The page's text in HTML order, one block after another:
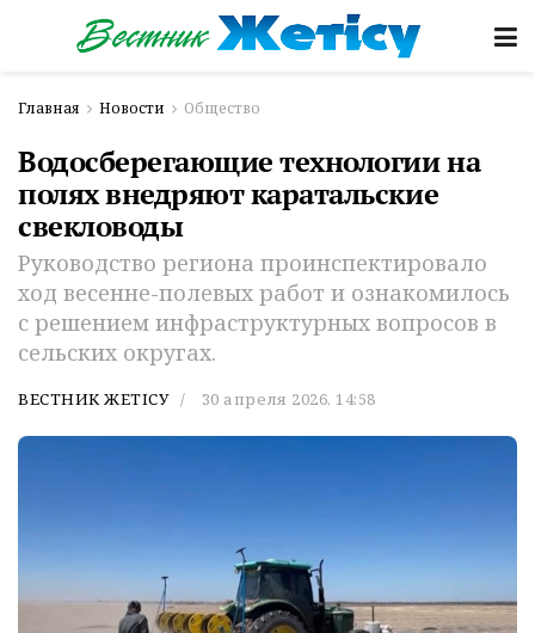
Главная Новости Общество
Водосберегающие технологии на
полях внедряют каратальские
свекловоды
Руководство региона проинспектировало
ход весенне-полевых работ и ознакомилось
с решением инфраструктурных вопросов в
сельских округах.
ВЕСТНИК ЖЕТІСУ 30 апреля 2026, 14:58